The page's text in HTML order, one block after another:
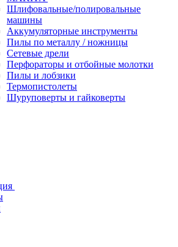
Шлифовальные/полировальные
машины
Аккумуляторные инструменты
Пилы по металлу / ножницы
Сетевые дрели
Перфораторы и отбойные молотки
Пилы и лобзики
Термопистолеты
Шуруповерты и гайковерты